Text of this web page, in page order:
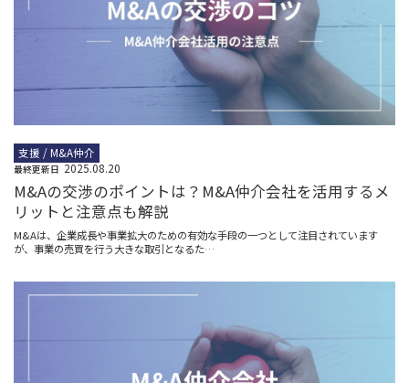
支援 / M&A仲介
最終更新日 2025.08.20
M&Aの交渉のポイントは？M&A仲介会社を活用するメ
リットと注意点も解説
M&Aは、企業成長や事業拡大のための有効な手段の一つとして注目されています
が、事業の売買を行う大きな取引となるた…